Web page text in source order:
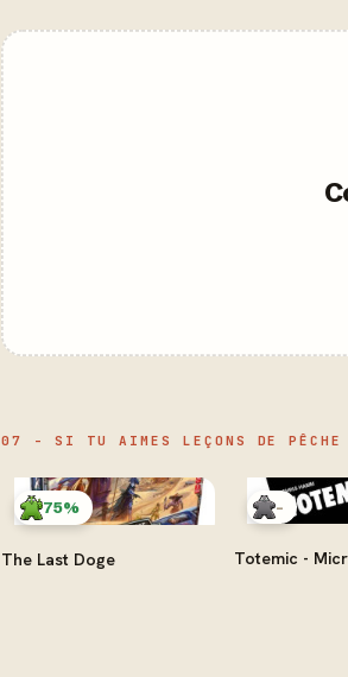
07 - SI TU AIMES LEÇONS DE PÊCHE
75%
The Last Doge
-
Totemic -